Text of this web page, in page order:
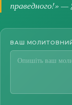
праведного!» —
ВАШ